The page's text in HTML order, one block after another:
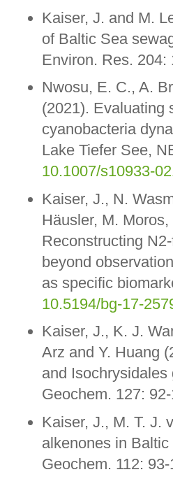
Kaiser, J. and M.
of Baltic Sea
Environ. Res. 204:
Nwosu, E. C., A.
(2021). Evaluating
cyanobacteria
Lake Tiefer See,
10.1007/s10933-
Kaiser, J., N.
Häusler, M.
Reconstructing
beyond
as specific
10.5194/bg-17-
Kaiser, J., K. J.
Arz and Y. Huang
and
Geochem. 127:
Kaiser, J., M. T. J.
alkenones in
Geochem. 112: